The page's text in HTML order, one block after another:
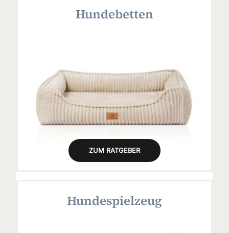
Hundebetten
ZUM RATGEBER
Hundespielzeug